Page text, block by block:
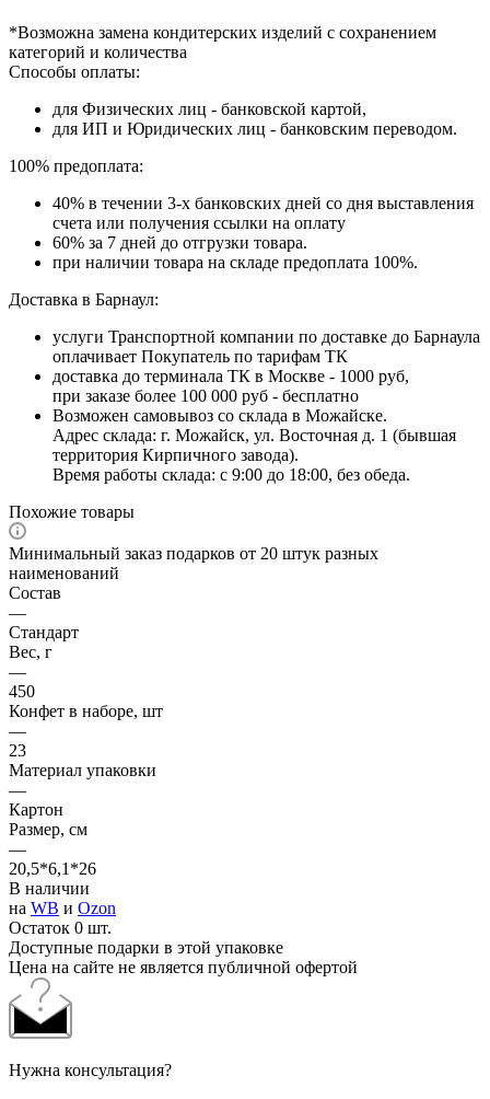
*Возможна замена кондитерских изделий с сохранением
категорий и количества
Способы оплаты:
для Физических лиц - банковской картой,
для ИП и Юридических лиц - банковским переводом.
100% предоплата:
40% в течении 3-х банковских дней со дня выставления
счета или получения ссылки на оплату
60% за 7 дней до отгрузки товара.
при наличии товара на складе предоплата 100%.
Доставка в Барнаул:
услуги Транспортной компании по доставке до Барнаула
оплачивает Покупатель по тарифам ТК
доставка до терминала ТК в Москве - 1000 руб,
при заказе более 100 000 руб - бесплатно
Возможен самовывоз со склада в Можайске.
Адрес склада: г. Можайск, ул. Восточная д. 1 (бывшая
территория Кирпичного завода).
Время работы склада: с 9:00 до 18:00, без обеда.
Похожие товары
Минимальный заказ подарков от 20 штук разных
наименований
Состав
—
Стандарт
Вес, г
—
450
Конфет в наборе, шт
—
23
Материал упаковки
—
Картон
Размер, см
—
20,5*6,1*26
В наличии
на WB и Ozon
Остаток 0 шт.
Доступные подарки в этой упаковке
Цена на сайте не является публичной офертой
Нужна консультация?